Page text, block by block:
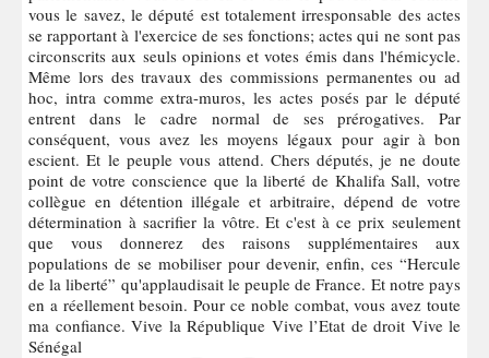
vous le savez, le député est totalement irresponsable des actes
se rapportant à l'exercice de ses fonctions; actes qui ne sont pas
circonscrits aux seuls opinions et votes émis dans l'hémicycle.
Même lors des travaux des commissions permanentes ou ad
hoc, intra comme extra-muros, les actes posés par le député
entrent dans le cadre normal de ses prérogatives. Par
conséquent, vous avez les moyens légaux pour agir à bon
escient. Et le peuple vous attend. Chers députés, je ne doute
point de votre conscience que la liberté de Khalifa Sall, votre
collègue en détention illégale et arbitraire, dépend de votre
détermination à sacrifier la vôtre. Et c'est à ce prix seulement
que vous donnerez des raisons supplémentaires aux
populations de se mobiliser pour devenir, enfin, ces “Hercule
de la liberté” qu'applaudisait le peuple de France. Et notre pays
en a réellement besoin. Pour ce noble combat, vous avez toute
ma confiance. Vive la République Vive l’Etat de droit Vive le
Sénégal